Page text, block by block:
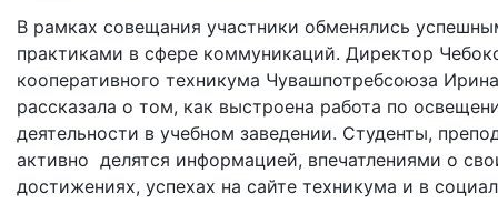
В рамках совещания участники обменялись
практиками в сфере коммуникаций. Директор
кооперативного техникума Чувашпотребсоюза
рассказала о том, как выстроена работа по
деятельности в учебном заведении. Студенты,
активно делятся информацией, впечатлениями о
достижениях, успехах на сайте техникума и в